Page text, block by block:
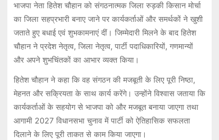
भाजपा नेता हितेश चौहान को संगठनात्मक जिला रुड़की किसान मोर्चा
का जिला सहप्रभारी बनाए जाने पर कार्यकर्ताओं और समर्थकों ने खुशी
जताते हुए बधाई एवं शुभकामनाएं दीं। जिम्मेदारी मिलने के बाद हितेश
चौहान ने प्रदेश नेतृत्व, जिला नेतृत्व, पार्टी पदाधिकारियों, गणमान्यों
और अपने शुभचिंतकों का आभार व्यक्त किया।
हितेश चौहान ने कहा कि वह संगठन की मजबूती के लिए पूरी निष्ठा,
मेहनत और सक्रियता के साथ कार्य करेंगे। उन्होंने विश्वास जताया कि
कार्यकर्ताओं के सहयोग से भाजपा को और मजबूत बनाया जाएगा तथा
आगामी 2027 विधानसभा चुनाव में पार्टी को ऐतिहासिक सफलता
दिलाने के लिए पूरी ताकत से काम किया जाएगा।